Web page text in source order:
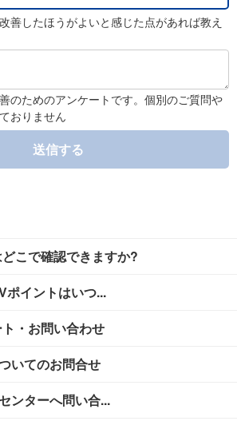
善したほうがよいと感じた点があれば教え
のためのアンケートです。個別のご質問や
おりません
送信する
こで確認できますか?
ポイントはいつ...
・お問い合わせ
いてのお問合せ
ンターへ問い合...